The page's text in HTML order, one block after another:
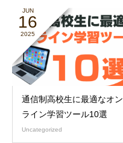
JUN
16
2025
通信制高校生に最適なオン
ライン学習ツール10選
Uncategorized